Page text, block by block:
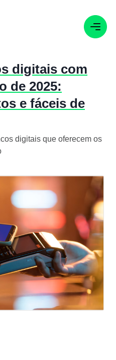
digitais com
de 2025:
e fáceis de
digitais que oferecem os